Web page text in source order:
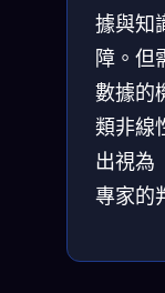
據與知
障。但
數據的
類非線
出視為
專家的